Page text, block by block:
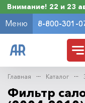
Внимание! 22 и 23
Меню 8-800-301-
Главная Каталог
Фильтр